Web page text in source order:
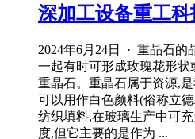
深加工设备重工科
2024年6月24日 · 重晶石的
一起有时可形成玫瑰花形
重晶石。重晶石属于资源,
可以用作白色颜料(俗称立
纺织填料,在玻璃生产中可
度,但它主要的是作为 ...